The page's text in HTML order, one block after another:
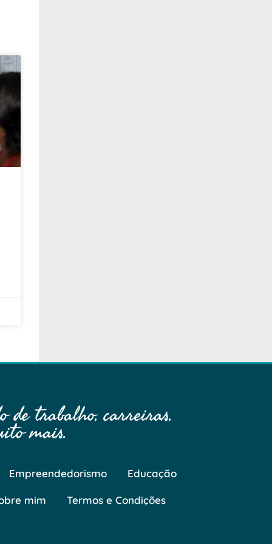
de trabalho, carreiras,
mais.
Empreendedorismo Educação
mim Termos e Condições